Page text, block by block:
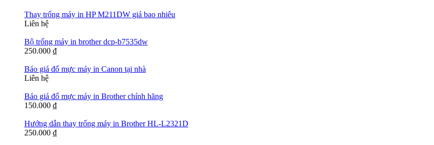
Thay trống máy in HP M211DW giá bao nhiêu
Liên hệ
Bộ trống máy in brother dcp-b7535dw
250.000 ₫
Báo giá đổ mực máy in Canon tại nhà
Liên hệ
Báo giá đổ mực máy in Brother chính hãng
150.000 ₫
Hướng dẫn thay trống máy in Brother HL-L2321D
250.000 ₫